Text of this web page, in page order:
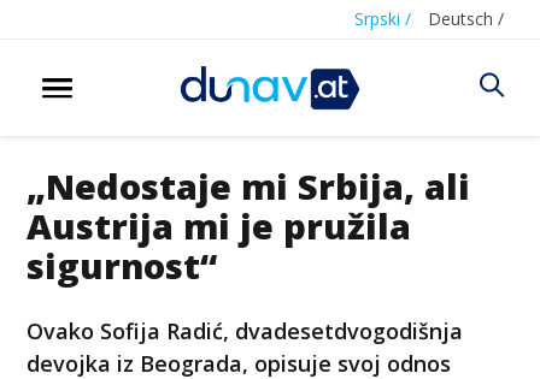
Srpski / Deutsch /
„Nedostaje mi Srbija, ali
Austrija mi je pružila
sigurnost“
Ovako Sofija Radić, dvadesetdvogodišnja
devojka iz Beograda, opisuje svoj odnos